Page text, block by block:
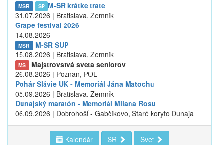
MSR SP M-SR krátke trate
31.07.2026 | Bratislava, Zemník
Grape festival 2026
14.08.2026
MSR
M-SR SUP
15.08.2026 | Bratislava, Zemník
MS
Majstrovstvá sveta seniorov
26.08.2026 | Poznaň, POL
Pohár Slávie UK - Memoriál Jána Matochu
05.09.2026 | Bratislava, Zemník
Dunajský maratón - Memoriál Milana Rosu
06.09.2026 | Dobrohošť - Gabčíkovo, Staré koryto Dunaja
Kalendár SR Svet